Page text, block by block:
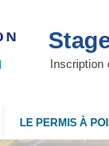
LE PERMIS À